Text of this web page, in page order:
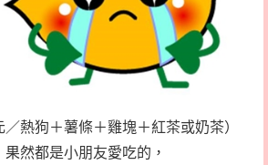
／熱狗＋薯條＋雞塊＋紅茶或奶茶）
然都是小朋友愛吃的，